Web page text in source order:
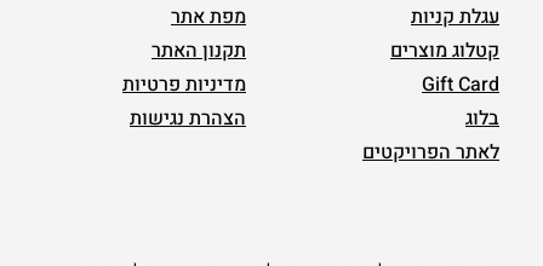
עגלת קניות
קטלוג מוצרים
Gift Card
בלוג
לאתר הפרויקטים
מפת אתר
תקנון האתר
מדיניות פרטיות
הצהרת נגישות